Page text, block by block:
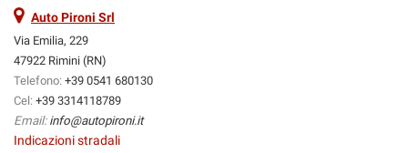
SERVIZI
ACQUISTIAMO USATO
ASSISTENZA
Auto Pironi Srl
Via Emilia, 229
47922 Rimini (RN)
Telefono: +39 0541 680130
Cel: +39 3314118789
Email: info@autopironi.it
Indicazioni stradali
ti
consente
di
tue
preferenze
di